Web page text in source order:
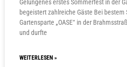
Gelungenes erstes Sommerfest in der
begeistert zahlreiche Gäste Bei
Gartensparte „OASE“ in der
und durfte
WEITERLESEN »